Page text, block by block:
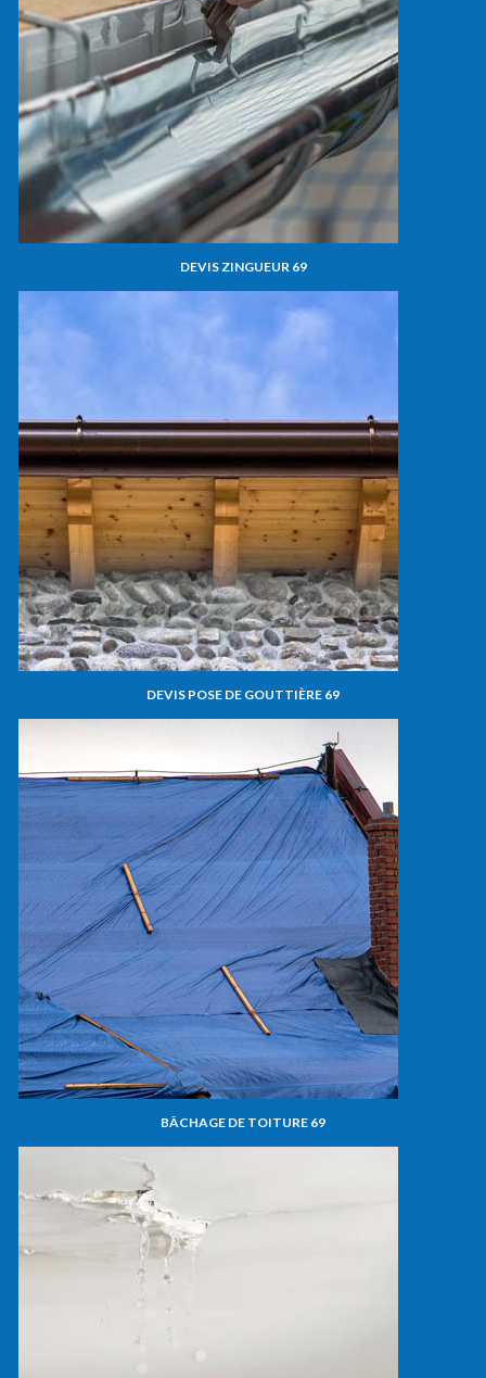
DEVIS ZINGUEUR 69
DEVIS POSE DE GOUTTIÈRE 69
BÂCHAGE DE TOITURE 69